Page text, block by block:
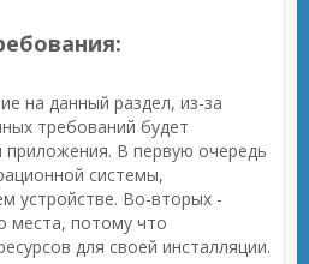
на данный раздел, из-за
требований будет
приложения. В первую очередь
системы,
устройстве. Во-вторых -
места, потому что
для своей инсталляции.